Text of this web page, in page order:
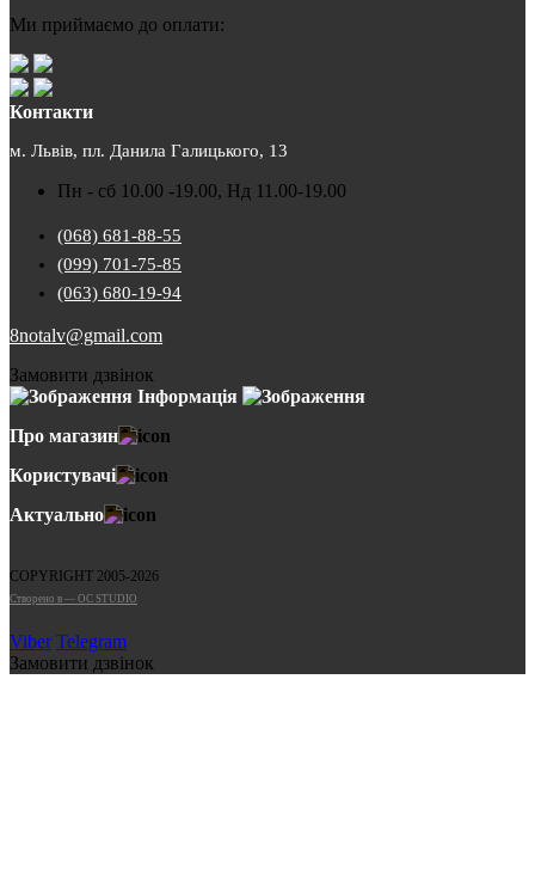
Ми приймаємо до оплати:
Контакти
м. Львів, пл. Данила Галицького, 13
Пн - сб 10.00 -19.00, Нд 11.00-19.00
(068) 681-88-55
(099) 701-75-85
(063) 680-19-94
8notalv@gmail.com
Замовити дзвінок
Інформація
Про магазин
Користувачі
Актуально
COPYRIGHT 2005-2026
Cтворено в — OC STUDIO
Viber Telegram
Замовити дзвінок